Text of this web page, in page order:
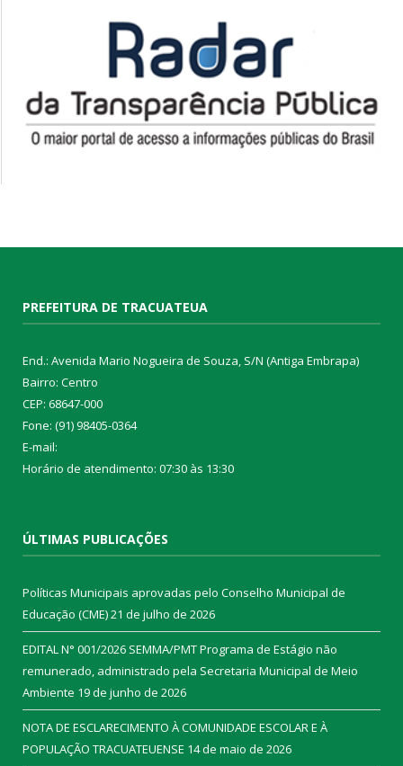
PREFEITURA DE TRACUATEUA
End.: Avenida Mario Nogueira de Souza, S/N (Antiga Embrapa)
Bairro: Centro
CEP: 68647-000
Fone: (91) 98405-0364
E-mail:
Horário de atendimento: 07:30 às 13:30
ÚLTIMAS PUBLICAÇÕES
Políticas Municipais aprovadas pelo Conselho Municipal de
Educação (CME)21 de julho de 2026
EDITAL N° 001/2026 SEMMA/PMT Programa de Estágio não
remunerado, administrado pela Secretaria Municipal de Meio
Ambiente 19 de junho de 2026
NOTA DE ESCLARECIMENTO À COMUNIDADE ESCOLAR E À
POPULAÇÃO TRACUATEUENSE 14 de maio de 2026